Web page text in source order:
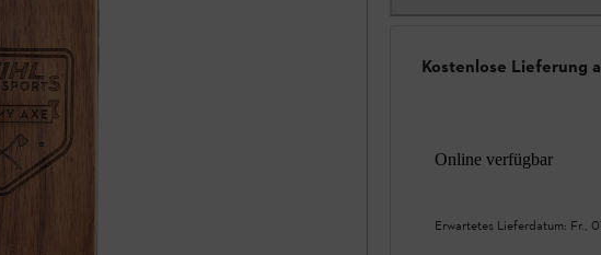
Kostenlose Lieferung
Online verfügbar
Erwartetes Lieferdatum: Fr.,